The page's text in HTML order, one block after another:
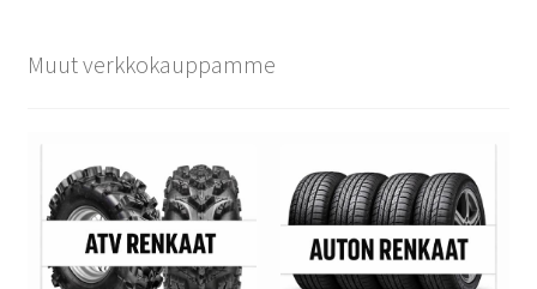
Muut verkkokauppamme